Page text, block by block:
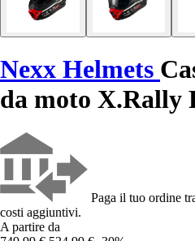
Nexx Helmets
da moto X.Rally
Paga il tuo ordine
costi aggiuntivi.
A partire da